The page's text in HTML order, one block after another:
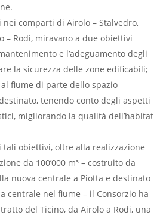
comparti di Airolo – Stalvedro,
– Rodi, miravano a due obiettivi
e l’adeguamento degli
la sicurezza delle zone edificabili;
fiume di parte dello spazio
tenendo conto degli aspetti
migliorando la qualità dell’habitat
obiettivi, oltre alla realizzazione
da 100’000 m³ – costruito da
nuova centrale a Piotta e destinato
centrale nel fiume – il Consorzio ha
del Ticino, da Airolo a Rodi, una